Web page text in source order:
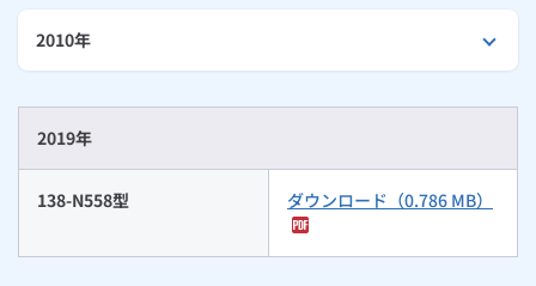
2010年
2019年
138-N558型 ダウンロード（0.786 MB）